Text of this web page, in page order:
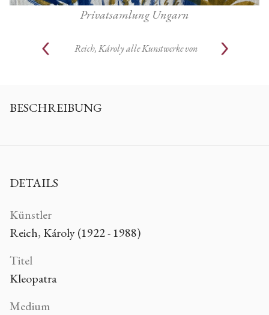
Privatsamlung Ungarn
Reich, Károly alle Kunstwerke von
BESCHREIBUNG
DETAILS
Künstler
Reich, Károly (1922 - 1988)
Titel
Kleopatra
Medium